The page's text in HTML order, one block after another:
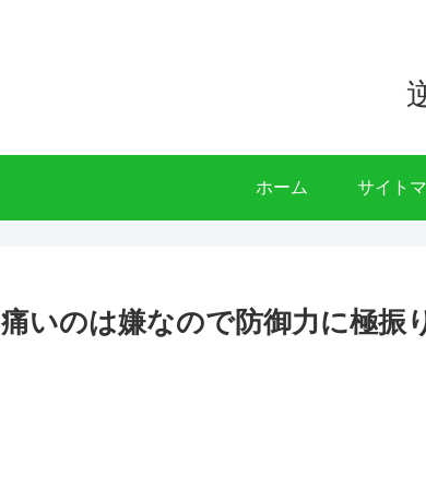
ホーム サイト
痛いのは嫌なので防御力に極振